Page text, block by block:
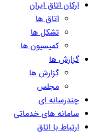
ارکان اتاق ایران
اتاق ها
تشکل ها
کمیسیون ها
گزارش ها
گزارش ها
مجلس
چندرسانه ای
سامانه های خدماتی
ارتباط با اتاق